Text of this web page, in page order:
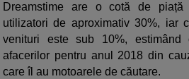
Dreamstime are o cotă de
utilizatori de aproximativ 30%, iar
venituri este sub 10%,
afacerilor pentru anul 2018 din
care îl au motoarele de căutare.